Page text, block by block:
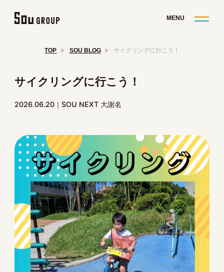
TOP SOU BLOG サイクリングに行こう！
サイクリングに行こう！
2026.06.20 SOU NEXT 大謝名